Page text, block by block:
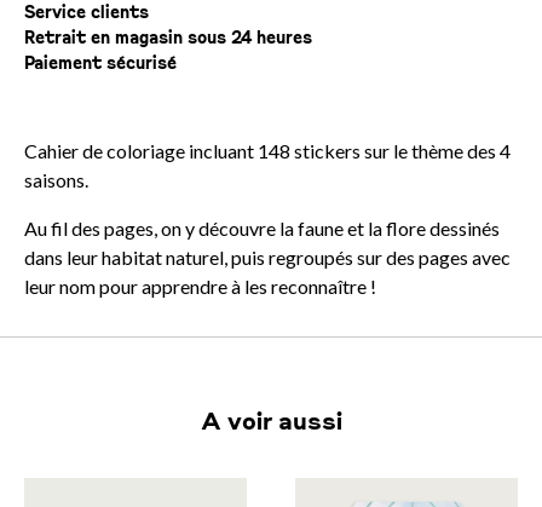
Service clients
Retrait en magasin sous 24 heures
Paiement sécurisé
Cahier de coloriage incluant 148 stickers sur le thème des 4
saisons.
Au fil des pages, on y découvre la faune et la flore dessinés
dans leur habitat naturel, puis regroupés sur des pages avec
leur nom pour apprendre à les reconnaître !
A voir aussi